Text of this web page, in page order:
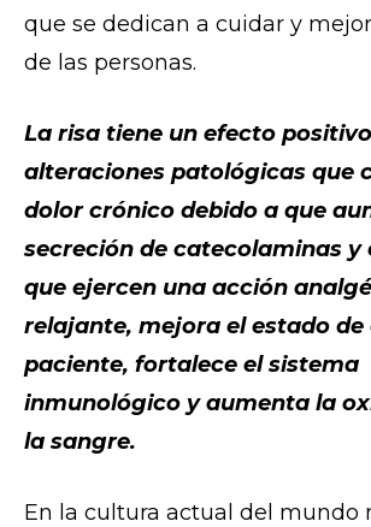
que se dedican a cuidar y
de las personas.
La risa tiene un efecto
alteraciones patológicas que
dolor crónico debido a que
secreción de catecolaminas y
que ejercen una acción
relajante, mejora el estado de
paciente, fortalece el sistema
inmunológico y aumenta la
la sangre.
En la cultura actual del mundo